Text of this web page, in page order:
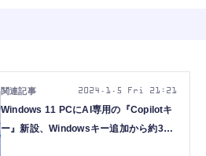
Windows 11 PCにAI専用の『Copilotキ
ー』新設、Windowsキー追加から約30
2024.1.5 Fri 21:21